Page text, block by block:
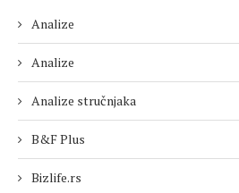
Analize
Analize
Analize stručnjaka
B&F Plus
Bizlife.rs